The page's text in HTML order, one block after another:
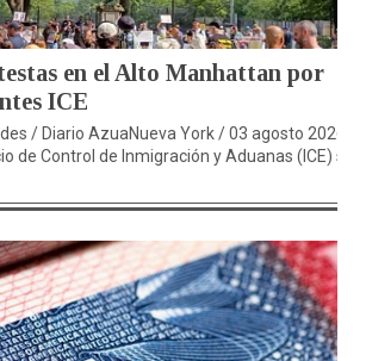
en el Alto Manhattan por
ICE
/ Diario AzuaNueva York / 03 agosto 2026.-
de Control de Inmigración y Aduanas (ICE) se